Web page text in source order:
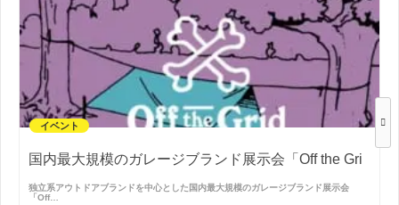
イベント
国内最大規模のガレージブランド展示会「Off the Gri
独立系アウトドアブランドを中心とした国内最大規模のガレージブランド展示会
「Off…